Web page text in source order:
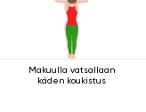
Makuulla vatsallaan
käden koukistus